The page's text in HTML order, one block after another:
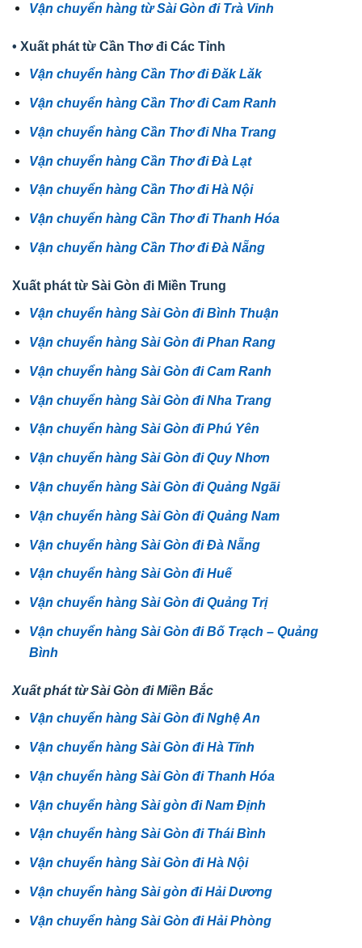
Vận chuyển hàng từ Sài Gòn đi Trà Vinh
• Xuất phát từ Cần Thơ đi Các Tỉnh
Vận chuyển hàng Cần Thơ đi Đăk Lăk
Vận chuyển hàng Cần Thơ đi Cam Ranh
Vận chuyển hàng Cần Thơ đi Nha Trang
Vận chuyển hàng Cần Thơ đi Đà Lạt
Vận chuyển hàng Cần Thơ đi Hà Nội
Vận chuyển hàng Cần Thơ đi Thanh Hóa
Vận chuyển hàng Cần Thơ đi Đà Nẵng
Xuất phát từ Sài Gòn đi Miền Trung
Vận chuyển hàng Sài Gòn đi Bình Thuận
Vận chuyển hàng Sài Gòn đi Phan Rang
Vận chuyển hàng Sài Gòn đi Cam Ranh
Vận chuyển hàng Sài Gòn đi Nha Trang
Vận chuyển hàng Sài Gòn đi Phú Yên
Vận chuyển hàng Sài Gòn đi Quy Nhơn
Vận chuyển hàng Sài Gòn đi Quảng Ngãi
Vận chuyển hàng Sài Gòn đi Quảng Nam
Vận chuyển hàng Sài Gòn đi Đà Nẵng
Vận chuyển hàng Sài Gòn đi Huế
Vận chuyển hàng Sài Gòn đi Quảng Trị
Vận chuyển hàng Sài Gòn đi Bố Trạch – Quảng
Bình
Xuất phát từ Sài Gòn đi Miền Bắc
Vận chuyển hàng Sài Gòn đi Nghệ An
Vận chuyển hàng Sài Gòn đi Hà Tĩnh
Vận chuyển hàng Sài Gòn đi Thanh Hóa
Vận chuyển hàng Sài gòn đi Nam Định
Vận chuyển hàng Sài Gòn đi Thái Bình
Vận chuyển hàng Sài Gòn đi Hà Nội
Vận chuyển hàng Sài gòn đi Hải Dương
Vận chuyển hàng Sài Gòn đi Hải Phòng